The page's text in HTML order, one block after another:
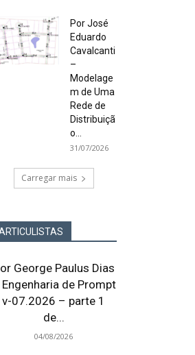
Por José
Eduardo
Cavalcanti
–
Modelage
m de Uma
Rede de
Distribuiçã
o...
31/07/2026
Carregar mais
George Paulus Dias
de Prompt
v-07.2026 – parte 1
de...
04/08/2026